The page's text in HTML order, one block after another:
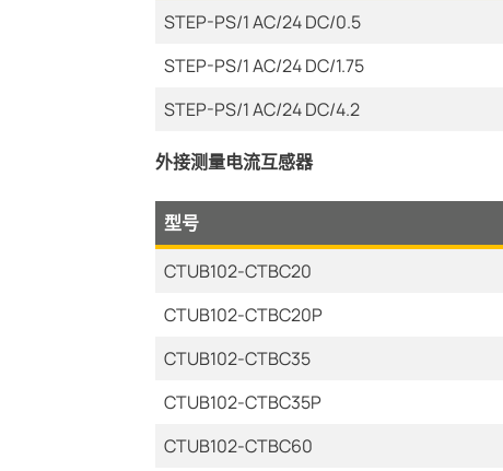
STEP-PS/1 AC/24 DC/0.5
STEP-PS/1 AC/24 DC/1.75
STEP-PS/1 AC/24 DC/4.2
外接测量电流互感器
型号
CTUB102-CTBC20
CTUB102-CTBC20P
CTUB102-CTBC35
CTUB102-CTBC35P
CTUB102-CTBC60